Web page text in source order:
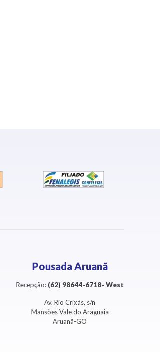
Pousada Aruanã
Recepção: (62) 98644-6718- West
Av. Rio Crixás, s/n
Mansões Vale do Araguaia
Aruanã-GO